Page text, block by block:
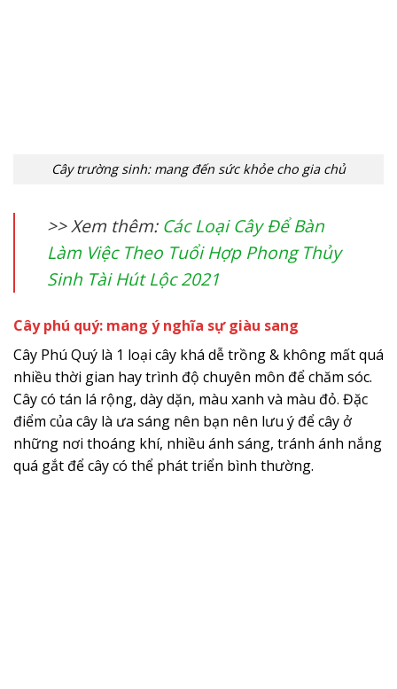
Cây trường sinh: mang đến sức khỏe cho gia chủ
>> Xem thêm: Các Loại Cây Để Bàn
Làm Việc Theo Tuổi Hợp Phong Thủy
Sinh Tài Hút Lộc 2021
Cây phú quý: mang ý nghĩa sự giàu sang
Cây Phú Quý là 1 loại cây khá dễ trồng & không mất quá
nhiều thời gian hay trình độ chuyên môn để chăm sóc.
Cây có tán lá rộng, dày dặn, màu xanh và màu đỏ. Đặc
điểm của cây là ưa sáng nên bạn nên lưu ý để cây ở
những nơi thoáng khí, nhiều ánh sáng, tránh ánh nắng
quá gắt để cây có thể phát triển bình thường.